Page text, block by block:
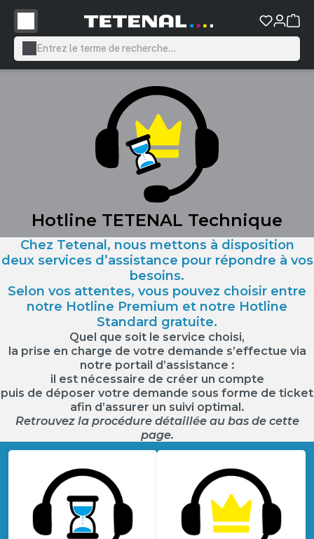
principal
Hotline TETENAL Technique
Chez Tetenal, nous mettons à disposition
deux services d’assistance pour répondre à vos
besoins.
Selon vos attentes, vous pouvez choisir entre
notre Hotline Premium et notre Hotline
Standard gratuite.
Quel que soit le service choisi,
la prise en charge de votre demande s’effectue via
notre portail d’assistance :
il est nécessaire de créer un compte
puis de déposer votre demande sous forme de ticket
afin d’assurer un suivi optimal.
Retrouvez la procédure détaillée au bas de cette
page.